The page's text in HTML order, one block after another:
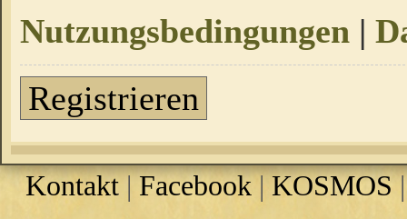
Nutzungsbedingungen |
Registrieren
Kontakt | Facebook |KOSMOS